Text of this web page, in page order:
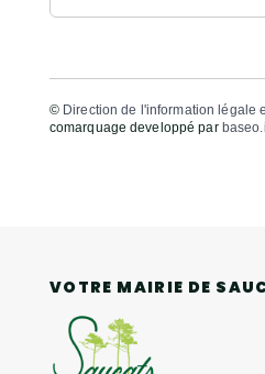
© Direction de l'information légale
comarquage developpé par
VOTRE MAIRIE DE